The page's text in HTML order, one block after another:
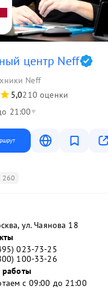
центр Neff
Neff
5,0210 оценки
21:00
260
ул. Чаянова 18
023-73-25
100-33-26
с 09:00 до 21:00